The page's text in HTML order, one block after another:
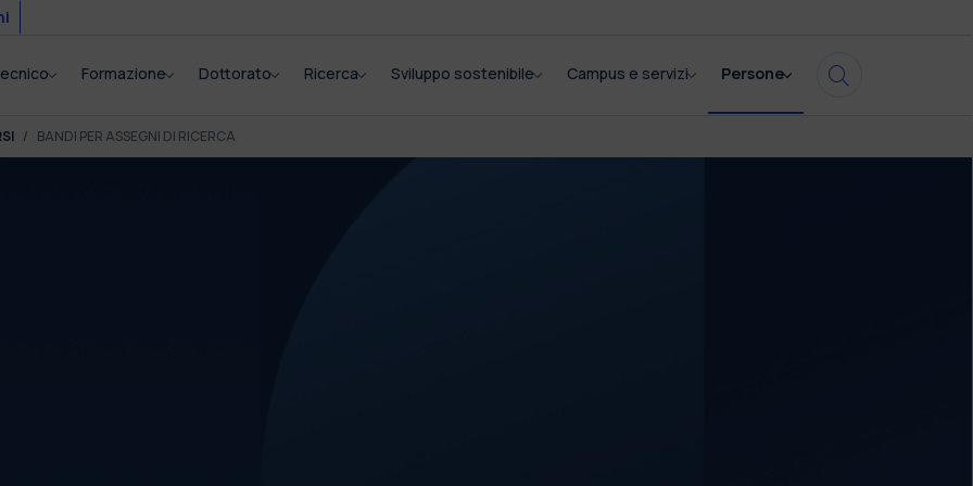
Formazione Dottorato Ricerca Sviluppo sostenibile Campus e servizi Persone
BANDI PER ASSEGNI DI RICERCA